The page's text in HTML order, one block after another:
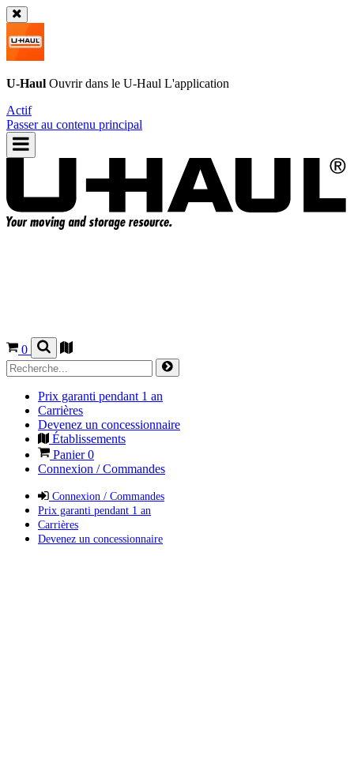
U-Haul Ouvrir dans le U-Haul L'application
Actif
Passer au contenu principal
0
Prix garanti pendant 1 an
Carrières
Devenez un concessionnaire
Établissements
Panier0
Connexion / Commandes
Connexion / Commandes
Prix garanti pendant 1 an
Carrières
Devenez un concessionnaire